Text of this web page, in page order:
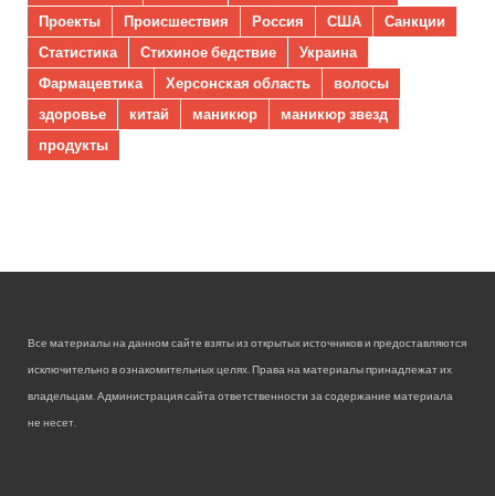
Проекты
Происшествия Россия США
Санкции
Статистика
Стихиное бедствие
Украина
Фармацевтика
Херсонская область
волосы
здоровье
китай маникюр
маникюр звезд
продукты
Все материалы на данном сайте взяты из открытых источников и предоставляются
исключительно в ознакомительных целях. Права на материалы принадлежат их
владельцам. Администрация сайта ответственности за содержание материала
не несет.